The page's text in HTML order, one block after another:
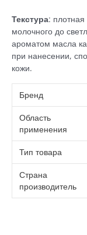
Текстура:
молочного до
ароматом масла
при нанесении,
кожи.
Бренд
Область
применения
Тип товара
Страна
производитель